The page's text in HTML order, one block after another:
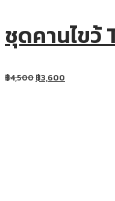
ชุดคานไขว้
฿4,500฿3,600